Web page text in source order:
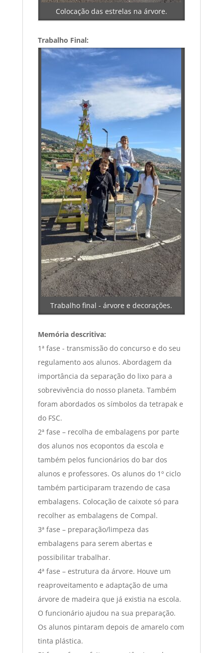
Colocação das estrelas na árvore.
Trabalho Final:
Trabalho final - árvore e decorações.
Memória descritiva:
1ª fase - transmissão do concurso e do seu
regulamento aos alunos. Abordagem da
importância da separação do lixo para a
sobrevivência do nosso planeta. Também
foram abordados os símbolos da tetrapak e
do FSC.
2ª fase – recolha de embalagens por parte
dos alunos nos ecopontos da escola e
também pelos funcionários do bar dos
alunos e professores. Os alunos do 1º ciclo
também participaram trazendo de casa
embalagens. Colocação de caixote só para
recolher as embalagens de Compal.
3ª fase – preparação/limpeza das
embalagens para serem abertas e
possibilitar trabalhar.
4ª fase – estrutura da árvore. Houve um
reaproveitamento e adaptação de uma
árvore de madeira que já existia na escola.
O funcionário ajudou na sua preparação.
Os alunos pintaram depois de amarelo com
tinta plástica.